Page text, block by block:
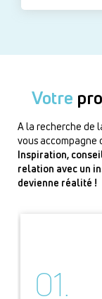
Votre
A la recherche de
vous accompagne
Inspiration,
relation avec un
devienne réalité !
01.